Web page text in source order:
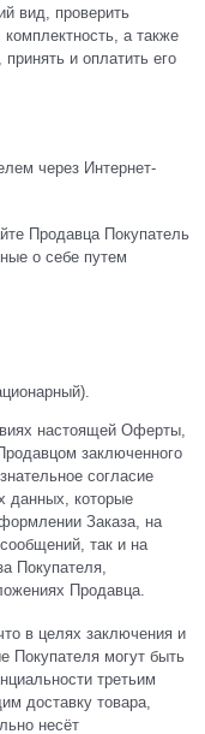
вид, проверить
а также
и оплатить его
через Интернет-
Продавца Покупатель
о себе путем
настоящей Оферты,
заключенного
согласие
данных, которые
Заказа, на
так и на
Покупателя,
Продавца.
в целях заключения и
Покупателя могут быть
третьим
доставку товара,
несёт